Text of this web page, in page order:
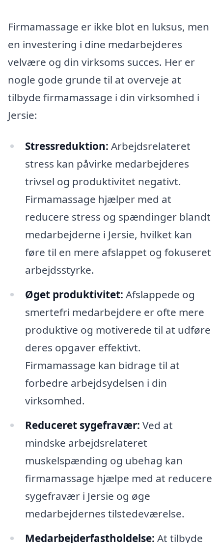
Firmamassage er ikke blot en luksus, men
en investering i dine medarbejderes
velvære og din virksoms succes. Her er
nogle gode grunde til at overveje at
tilbyde firmamassage i din virksomhed i
Jersie:
Stressreduktion: Arbejdsrelateret
stress kan påvirke medarbejderes
trivsel og produktivitet negativt.
Firmamassage hjælper med at
reducere stress og spændinger blandt
medarbejderne i Jersie, hvilket kan
føre til en mere afslappet og fokuseret
arbejdsstyrke.
Øget produktivitet: Afslappede og
smertefri medarbejdere er ofte mere
produktive og motiverede til at udføre
deres opgaver effektivt.
Firmamassage kan bidrage til at
forbedre arbejdsydelsen i din
virksomhed.
Reduceret sygefravær: Ved at
mindske arbejdsrelateret
muskelspænding og ubehag kan
firmamassage hjælpe med at reducere
sygefravær i Jersie og øge
medarbejdernes tilstedeværelse.
Medarbejderfastholdelse: At tilbyde